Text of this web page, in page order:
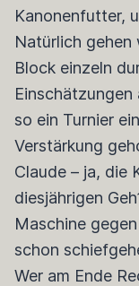
Kanonenfutter,
Natürlich gehen
Block einzeln
so ein Turnier
Verstärkung
Claude – ja, die
diesjährigen
Maschine
schon
Wer am Ende